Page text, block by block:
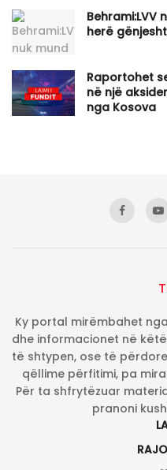
Behrami:LVV
herë
Raportohet
në një
nga Kosova
Ky portal mirëmbahet
dhe informacionet në
të shtypen, ose të
qëllime përfitimi, pa
Për ta shfrytëzuar
pranoni